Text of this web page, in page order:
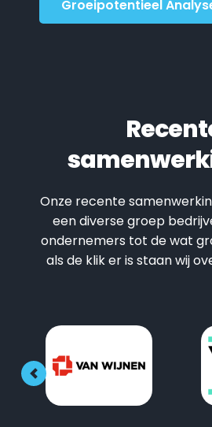
Groeipotentieel
Onze recente
een diverse groep
ondernemers tot de wat
als de klik er is staan wij